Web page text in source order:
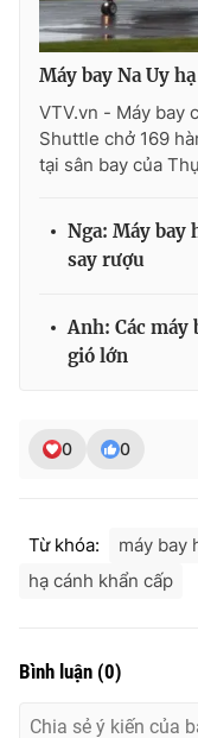
THỜI BÁO VTV
Theo dõi báo trên
Cơ quan báo chí:Thời
Giấy phép hoạt động
Phó Tổng Biên tập:
Ðiện thoại Thời báo
Email:toasoan@vtv.vn
Máy bay Na Uy
VTV.vn - Máy bay
Shuttle chở 169
tại sân bay của
Nga: Máy bay
say rượu
Anh: Các máy
gió lớn
0 0
Từ khóa: máy bay
hạ cánh khẩn cấp
Bình luận (0)